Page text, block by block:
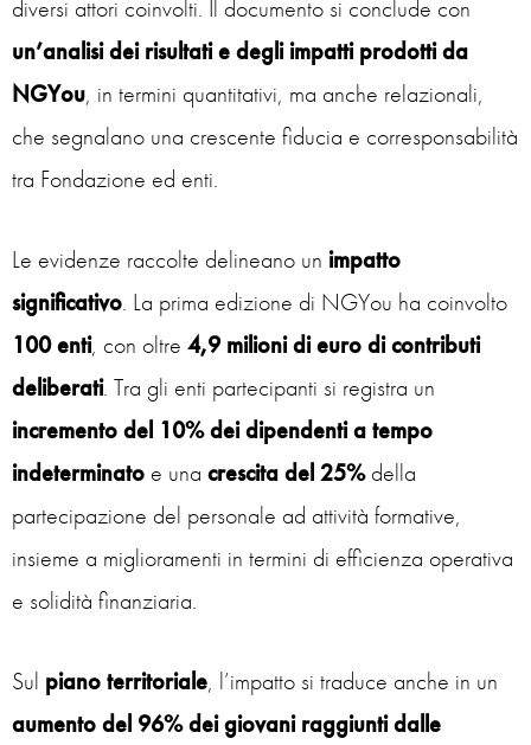
diversi attori coinvolti. Il documento si conclude con
un’analisi dei risultati e degli impatti prodotti da
NGYou, in termini quantitativi, ma anche relazionali,
che segnalano una crescente fiducia e corresponsabilità
tra Fondazione ed enti.
Le evidenze raccolte delineano un impatto
significativo. La prima edizione di NGYou ha coinvolto
100 enti, con oltre 4,9 milioni di euro di contributi
deliberati. Tra gli enti partecipanti si registra un
incremento del 10% dei dipendenti a tempo
indeterminato e una crescita del 25%della
partecipazione del personale ad attività formative,
insieme a miglioramenti in termini di efficienza operativa
e solidità finanziaria.
Sul piano territoriale, l’impatto si traduce anche in un
aumento del 96% dei giovani raggiunti dalle